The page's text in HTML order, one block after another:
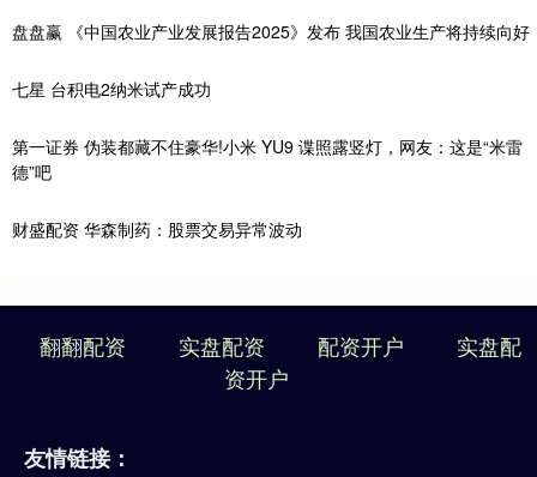
盘盘赢 《中国农业产业发展报告2025》发布 我国农业生产将持续向好
七星 台积电2纳米试产成功
第一证券 伪装都藏不住豪华!小米 YU9 谍照露竖灯，网友：这是“米雷
德”吧
财盛配资 华森制药：股票交易异常波动
翻翻配资 实盘配资 配资开户
实盘配
资开户
友情链接：